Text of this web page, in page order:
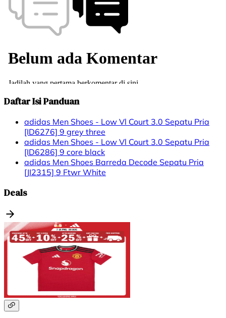
Daftar Isi Panduan
adidas Men Shoes - Low Vl Court 3.0 Sepatu Pria
[ID6276] 9 grey three
adidas Men Shoes - Low Vl Court 3.0 Sepatu Pria
[ID6286] 9 core black
adidas Men Shoes Barreda Decode Sepatu Pria
[JI2315] 9 Ftwr White
Deals